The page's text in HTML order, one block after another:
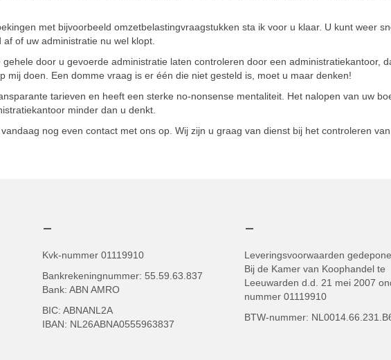
met bijvoorbeeld omzetbelastingvraagstukken sta ik voor u klaar. U kunt weer
of uw administratie nu wel klopt.
door u gevoerde administratie laten controleren door een administratiekantoor,
mij doen. Een domme vraag is er één die niet gesteld is, moet u maar denken!
tarieven en heeft een sterke no-nonsense mentaliteit. Het nalopen van uw
minder dan u denkt.
nog even contact met ons op. Wij zijn u graag van dienst bij het controleren
–
Kvk-nummer 01119910
Bankrekeningnummer: 55.59.63.837
Bank: ABN AMRO
BIC: ABNANL2A
IBAN: NL26ABNA0555963837
–
Leveringsvoorwaarden
Bij de Kamer van Koophandel te
Leeuwarden d.d. 21 mei 2007
nummer 01119910
BTW-nummer: